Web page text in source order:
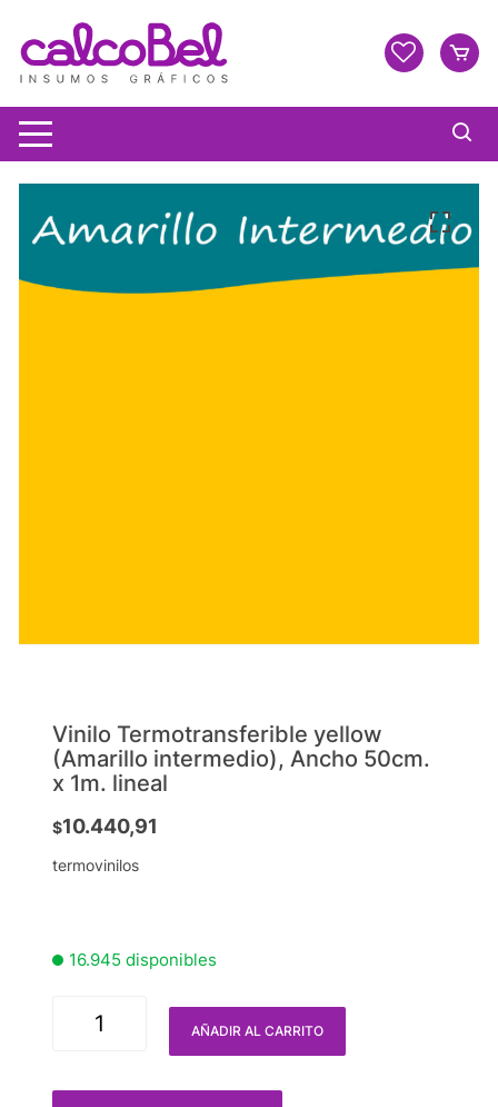
Vinilo Termotransferible yellow
(Amarillo intermedio), Ancho 50cm.
x 1m. lineal
$10.440,91
termovinilos
16.945 disponibles
AÑADIR AL CARRITO